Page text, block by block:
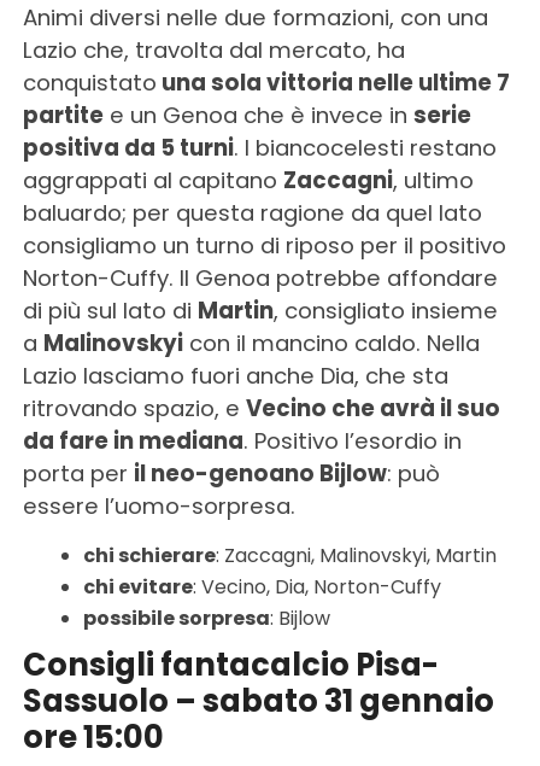
Animi diversi nelle due formazioni, con una
Lazio che, travolta dal mercato, ha
conquistato una sola vittoria nelle ultime 7
partitee un Genoa che è invece in serie
positiva da 5 turni. I biancocelesti restano
aggrappati al capitano Zaccagni, ultimo
baluardo; per questa ragione da quel lato
consigliamo un turno di riposo per il positivo
Norton-Cuffy. Il Genoa potrebbe affondare
di più sul lato di Martin, consigliato insieme
a Malinovskyicon il mancino caldo. Nella
Lazio lasciamo fuori anche Dia, che sta
ritrovando spazio, e Vecino che avrà il suo
da fare in mediana. Positivo l’esordio in
porta per il neo-genoano Bijlow: può
essere l’uomo-sorpresa.
chi schierare: Zaccagni, Malinovskyi, Martin
chi evitare: Vecino, Dia, Norton-Cuffy
possibile sorpresa: Bijlow
Consigli fantacalcio Pisa-
Sassuolo – sabato 31 gennaio
ore 15:00